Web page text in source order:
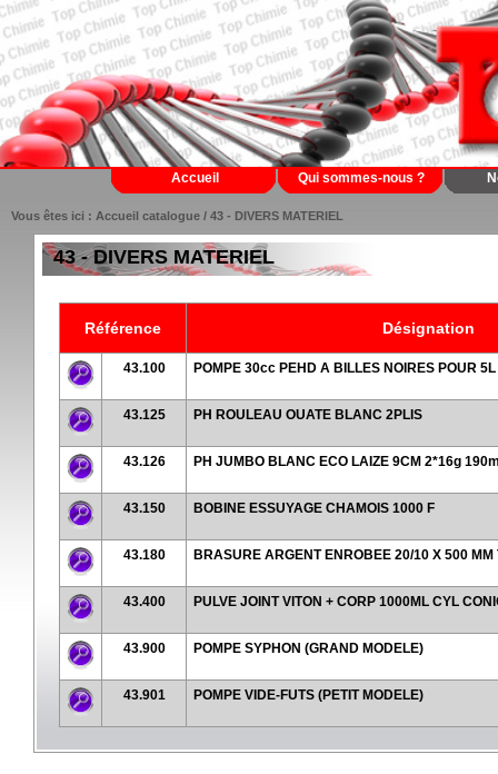
Accueil Qui sommes-nous ?
Vous êtes ici : Accueil catalogue / 43 - DIVERS MATERIEL
43 - DIVERS MATERIEL
Référence Désignation
43.100 POMPE 30cc PEHD A BILLES NOIRES POUR
43.125 PH ROULEAU OUATE BLANC 2PLIS
43.126 PH JUMBO BLANC ECO LAIZE 9CM 2*16g
43.150 BOBINE ESSUYAGE CHAMOIS 1000 F
43.180 BRASURE ARGENT ENROBEE 20/10 X 500 MM
43.400 PULVE JOINT VITON + CORP 1000ML CYL
43.900 POMPE SYPHON (GRAND MODELE)
43.901 POMPE VIDE-FUTS (PETIT MODELE)